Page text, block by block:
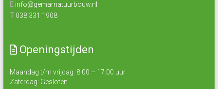
E info@gemarnatuurbouw.nl
T 038 331 1908
Openingstijden
Maandag t/m vrijdag: 8.00 – 17.00 uur
Zaterdag: Gesloten